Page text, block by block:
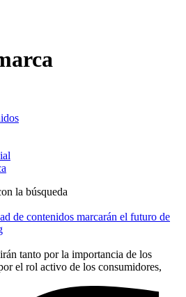
la búsqueda
de contenidos marcarán el futuro de
tanto por la importancia de los
el rol activo de los consumidores,